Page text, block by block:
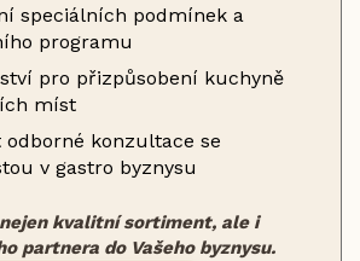
speciálních podmínek a
programu
pro přizpůsobení kuchyně
míst
odborné konzultace se
v gastro byznysu
kvalitní sortiment, ale i
partnera do Vašeho byznysu.